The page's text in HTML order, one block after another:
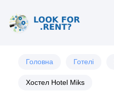
Головна Готелі
Хостел Hotel Miks